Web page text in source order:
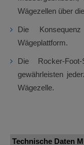
Wägezellen über
Die
Wägeplattform.
Die Rocker-
gewährleisten
Wägezelle.
Technische Daten